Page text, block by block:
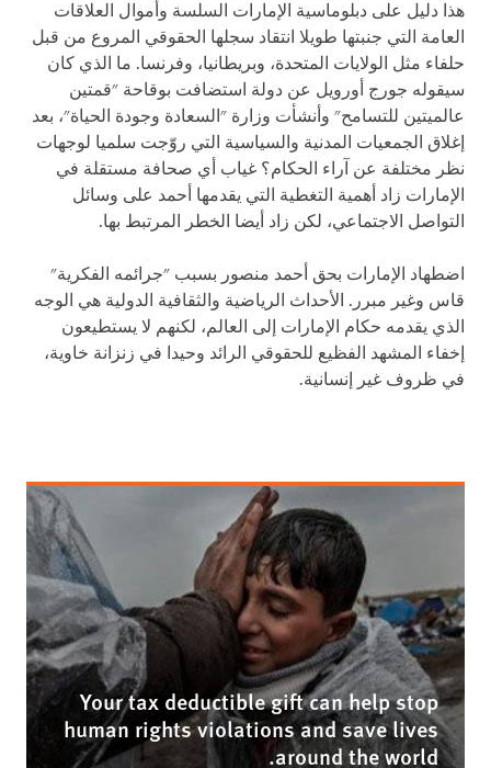
هذا دليل على دبلوماسية الإمارات السلسة وأموال العلاقات
العامة التي جنبتها طويلا انتقاد سجلها الحقوقي المروع من قبل
حلفاء مثل الولايات المتحدة، وبريطانيا، وفرنسا. ما الذي كان
سيقوله جورج أورويل عن دولة استضافت بوقاحة "قمتين
عالميتين للتسامح" وأنشأت وزارة "السعادة وجودة الحياة"، بعد
إغلاق الجمعيات المدنية والسياسية التي روّجت سلميا لوجهات
نظر مختلفة عن آراء الحكام؟ غياب أي صحافة مستقلة في
الإمارات زاد أهمية التغطية التي يقدمها أحمد على وسائل
التواصل الاجتماعي، لكن زاد أيضا الخطر المرتبط بها.
اضطهاد الإمارات بحق أحمد منصور بسبب "جرائمه الفكرية"
قاس وغير مبرر. الأحداث الرياضية والثقافية الدولية هي الوجه
الذي يقدمه حكام الإمارات إلى العالم، لكنهم لا يستطيعون
إخفاء المشهد الفظيع للحقوقي الرائد وحيدا في زنزانة خاوية،
في ظروف غير إنسانية.
Your tax deductible gift can help stop
human rights violations and save lives
around the world.